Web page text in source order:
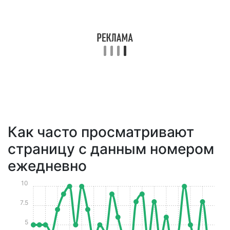
Как часто просматривают
страницу с данным номером
ежедневно
5
7.5
10